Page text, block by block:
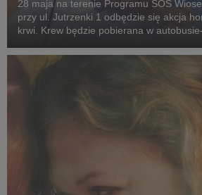
28 maja na terenie Programu SOS
przy ul. Jutrzenki 1 odbędzie się akcja
krwi. Krew będzie pobierana w
od 9:00 do 13:00.